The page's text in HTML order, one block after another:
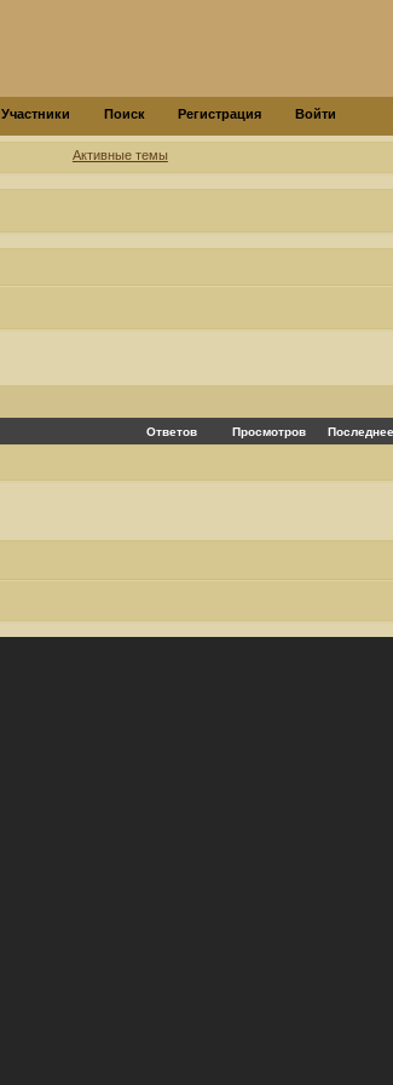
Участники Поиск Регистрация Войти
Активные темы
Ответов Просмотров